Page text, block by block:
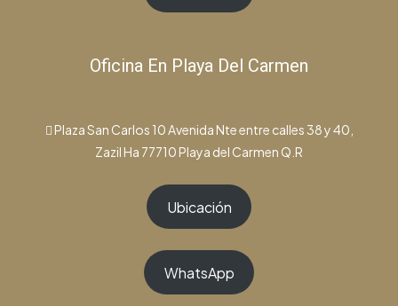
Oficina En Playa Del Carmen
Plaza San Carlos 10 Avenida Nte entre calles 38 y 40,
Zazil Ha 77710 Playa del Carmen Q.R
Ubicación
WhatsApp